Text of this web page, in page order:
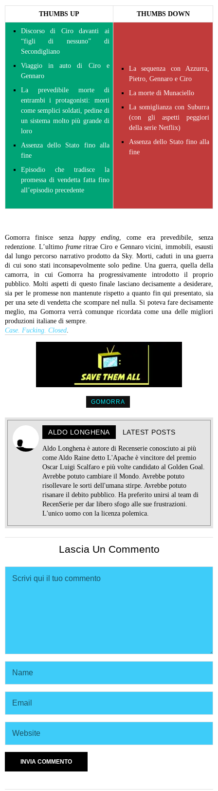
THUMBS UP THUMBS DOWN
Discorso di Ciro davanti ai
“figli di nessuno” di
Secondigliano
Viaggio in auto di Ciro e
Gennaro
La prevedibile morte di
entrambi i protagonisti: morti
come semplici soldati, pedine di
un sistema molto più grande di
loro
Assenza dello Stato fino alla
fine
Episodio che tradisce la
promessa di vendetta fatta fino
all’episodio precedente
La sequenza con Azzurra,
Pietro, Gennaro e Ciro
La morte di Munaciello
La somiglianza con Suburra
(con gli aspetti peggiori
della serie Netflix)
Assenza dello Stato fino alla
fine
Gomorra finisce senza happy ending , come era prevedibile, senza
redenzione. L’ultimo frameritrae Ciro e Gennaro vicini, immobili, esausti
dal lungo percorso narrativo prodotto da Sky. Morti, caduti in una guerra
di cui sono stati inconsapevolmente solo pedine. Una guerra, quella della
camorra, in cui Gomorra ha progressivamente introdotto il proprio
pubblico. Molti aspetti di questo finale lasciano decisamente a desiderare,
sia per le promesse non mantenute rispetto a quanto fin qui presentato, sia
per una sete di vendetta che scompare nel nulla. Si poteva fare decisamente
meglio, ma Gomorra verrà comunque ricordata come una delle migliori
produzioni italiane di sempre.
Case. Fucking. Closed
GOMORRA
ALDO LONGHENA LATEST POSTS
Aldo Longhena è autore di Recenserie conosciuto ai più
come Aldo Raine detto L'Apache è vincitore del premio
Oscar Luigi Scalfaro e più volte candidato al Golden Goal.
Avrebbe potuto cambiare il Mondo. Avrebbe potuto
risollevare le sorti dell'umana stirpe. Avrebbe potuto
risanare il debito pubblico. Ha preferito unirsi al team di
RecenSerie per dar libero sfogo alle sue frustrazioni.
L'unico uomo con la licenza polemica.
Lascia Un Commento